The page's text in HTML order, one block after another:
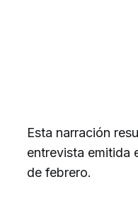
Esta narración
entrevista emitida
de febrero.